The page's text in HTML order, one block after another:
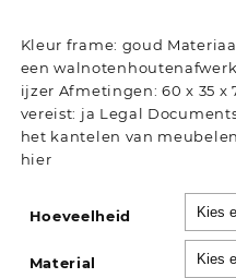
Kleur frame: goud
een
ijzer Afmetingen: 60 x 35 x
vereist: ja Legal
het kantelen van
hier
Hoeveelheid
Material